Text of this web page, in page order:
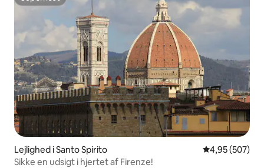
Superhost
Lejlighed i Santo Spirito 4,95 ud af 5 i
4,95 (507)
Sikke en udsigt i hjertet af Firenze!